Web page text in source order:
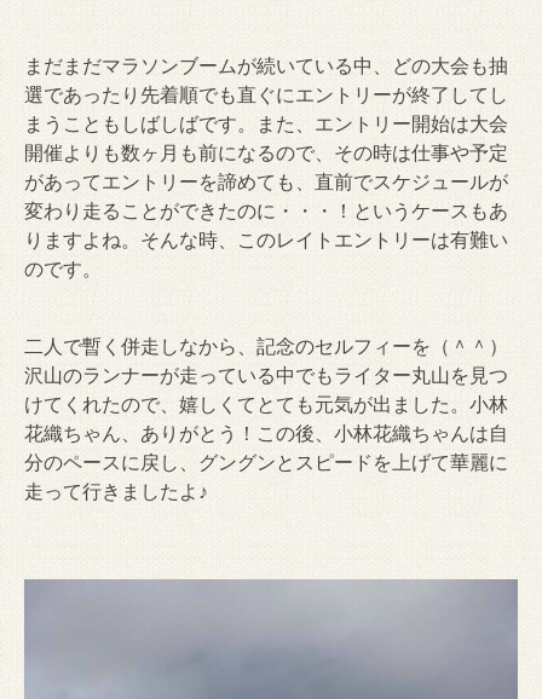
まだまだマラソンブームが続いている中、どの大会も抽
選であったり先着順でも直ぐにエントリーが終了してし
まうこともしばしばです。また、エントリー開始は大会
開催よりも数ヶ月も前になるので、その時は仕事や予定
があってエントリーを諦めても、直前でスケジュールが
変わり走ることができたのに・・・！というケースもあ
りますよね。そんな時、このレイトエントリーは有難い
のです。
二人で暫く併走しなから、記念のセルフィーを（＾＾）
沢山のランナーが走っている中でもライター丸山を見つ
けてくれたので、嬉しくてとても元気が出ました。小林
花織ちゃん、ありがとう！この後、小林花織ちゃんは自
分のペースに戻し、グングンとスピードを上げて華麗に
走って行きましたよ♪